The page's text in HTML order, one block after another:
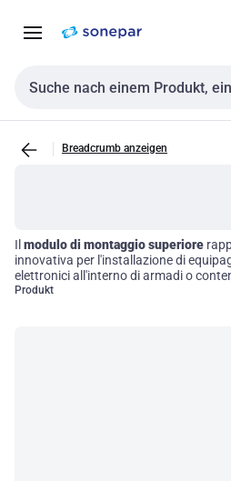
NavigationInhalt
Sucheingabe
Breadcrumb anzeigen
Il modulo di montaggio superiore
innovativa per l'installazione di
elettronici all'interno di armadi o
garantire un'ottimale organizzazione
Produkt